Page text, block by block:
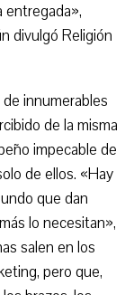
entregada»,
divulgó Religión
innumerables
de la misma
impecable de
de ellos. «Hay
que dan
lo necesitan»,
salen en los
pero que,